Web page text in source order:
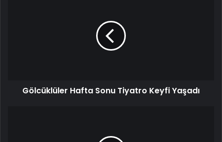
Gölcüklüler Hafta Sonu Tiyatro Keyfi Yaşadı